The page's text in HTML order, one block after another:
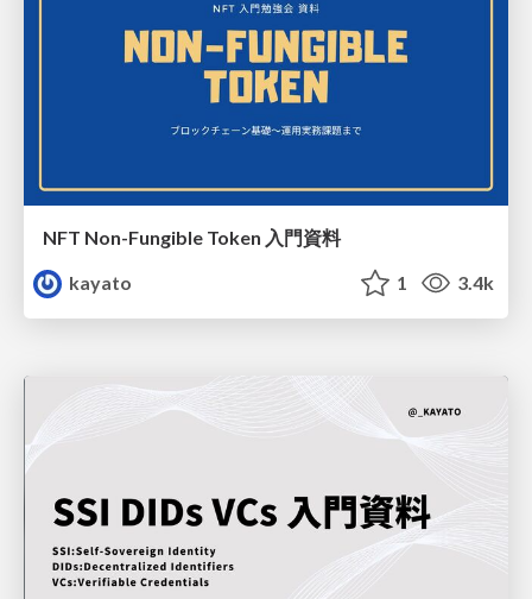
NFT Non-Fungible Token 入門資料
kayato
1 3.4k